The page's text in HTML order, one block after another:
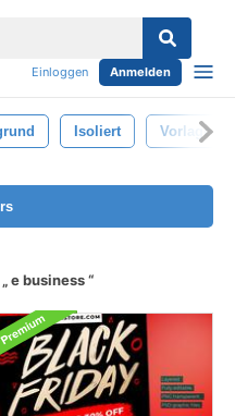
Einloggen Anmelden
Isoliert Vorlage
e business